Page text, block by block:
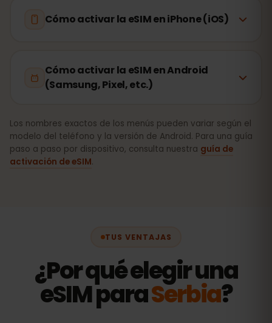
Cómo activar la eSIM en iPhone (iOS)
Cómo activar la eSIM en Android
(Samsung, Pixel, etc.)
Los nombres exactos de los menús pueden variar según el
modelo del teléfono y la versión de Android. Para una guía
paso a paso por dispositivo, consulta nuestra guía de
activación de eSIM.
TUS VENTAJAS
¿Por qué elegir una
eSIM paraSerbia?